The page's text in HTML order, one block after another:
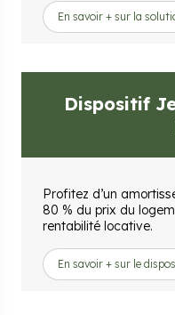
En savoir + sur la
Dispositif
Profitez d’un
80 % du prix du
rentabilité locative.
En savoir + sur le